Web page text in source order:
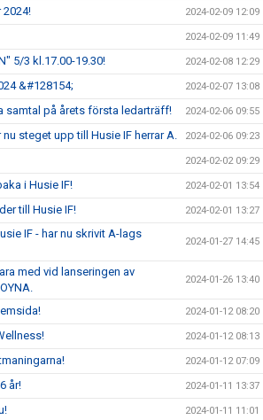
2024-02-09 12:09
2024-02-09 11:49
5/3 kl.17.00-19.30! 2024-02-08 12:29
&#128154; 2024-02-07 13:08
samtal på årets första ledarträff! 2024-02-06 09:55
steget upp till Husie IF herrar A. 2024-02-06 09:23
2024-02-02 09:29
i Husie IF! 2024-02-01 13:54
till Husie IF! 2024-02-01 13:27
IF - har nu skrivit A-lags
2024-01-27 14:45
med vid lanseringen av
2024-01-26 13:40
2024-01-12 08:20
2024-01-12 08:13
2024-01-12 07:09
år! 2024-01-11 13:37
2024-01-11 11:01